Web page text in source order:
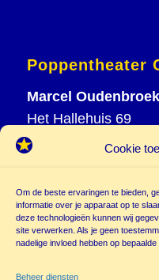
Cookie
Om de beste ervaringen te bieden,
informatie over je apparaat op te
deze technologieën kunnen wij
site verwerken. Als je geen
nadelige invloed hebben op
Beheer diensten
Poppentheater
Marcel Oudenbroek
Het Hallehuis 69
3823 VH Amersfoort
M 06 20 26 94 61
info@